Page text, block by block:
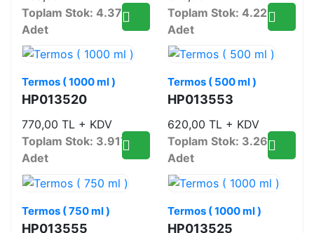
Toplam Stok: 4.372
Adet
Toplam Stok: 4.229
Adet
Termos ( 1000 ml )
HP013520
770,00 TL + KDV
Toplam Stok: 3.917
Adet
Termos ( 500 ml )
HP013553
620,00 TL + KDV
Toplam Stok: 3.267
Adet
Termos ( 750 ml )
HP013555
Termos ( 1000 ml )
HP013525